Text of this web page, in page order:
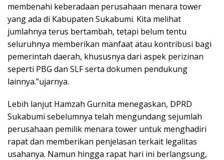
membenahi keberadaan perusahaan menara tower
yang ada di Kabupaten Sukabumi. Kita melihat
jumlahnya terus bertambah, tetapi belum tentu
seluruhnya memberikan manfaat atau kontribusi bagi
pemerintah daerah, khususnya dari aspek perizinan
seperti PBG dan SLF serta dokumen pendukung
lainnya.”ujarnya.
Lebih lanjut Hamzah Gurnita menegaskan, DPRD
Sukabumi sebelumnya telah mengundang sejumlah
perusahaan pemilik menara tower untuk menghadiri
rapat dan memberikan penjelasan terkait legalitas
usahanya. Namun hingga rapat hari ini berlangsung,